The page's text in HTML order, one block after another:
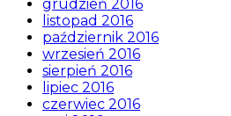
grudzień 2016
listopad 2016
październik 2016
wrzesień 2016
sierpień 2016
lipiec 2016
czerwiec 2016